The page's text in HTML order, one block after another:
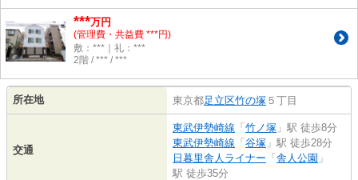
***万円
(管理費・共益費 ***円)
敷：***｜礼：***
2階 / *** / ***
所在地 東京都足立区竹の塚 ５丁目
交通
東武伊勢崎線 「竹ノ塚 」駅 徒歩8分
東武伊勢崎線 「谷塚 」駅 徒歩28分
日暮里舎人ライナー 「舎人公園 」
駅 徒歩35分